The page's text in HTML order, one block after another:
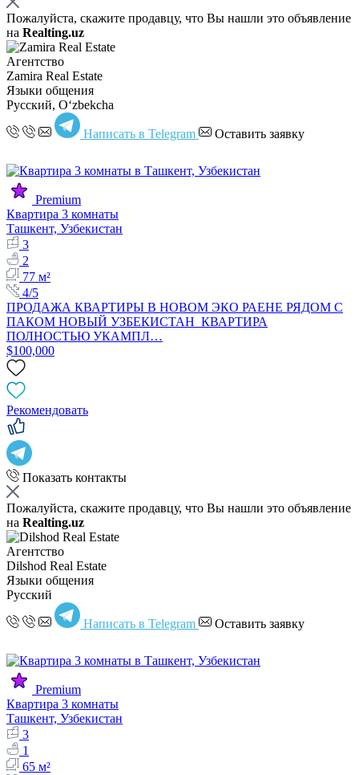
Пожалуйста, скажите продавцу, что Вы нашли это объявление
на Realting.uz
Агентство
Zamira Real Estate
Языки общения
Русский, Oʻzbekcha
Написать в Telegram Оставить заявку
Premium
Квартира 3 комнаты
Ташкент, Узбекистан
3
2
77 м²
4/5
ПРОДАЖА КВАРТИРЫ В НОВОМ ЭКО РАЕНЕ РЯДОМ С
ПАКОМ НОВЫЙ УЗБЕКИСТАН КВАРТИРА
ПОЛНОСТЬЮ УКАМПЛ…
$100,000
Рекомендовать
Показать контакты
Пожалуйста, скажите продавцу, что Вы нашли это объявление
на Realting.uz
Агентство
Dilshod Real Estate
Языки общения
Русский
Написать в Telegram Оставить заявку
Premium
Квартира 3 комнаты
Ташкент, Узбекистан
3
1
65 м²